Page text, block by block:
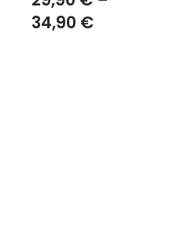
34,90 €